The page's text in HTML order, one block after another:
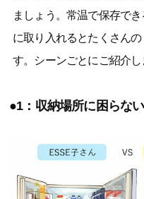
ましょう。常温で保存で
に取り入れるとたくさん
す。シーンごとにご紹介し
●1：収納場所に困らない